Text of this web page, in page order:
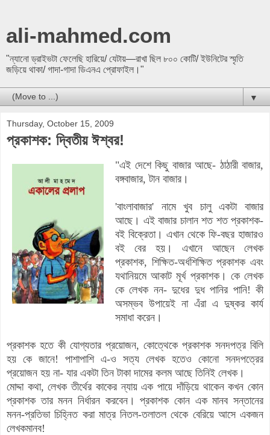
ali-mahmed.com
"ন্যানো ড্রাইভটা ফেলেছি হারিয়ে/ যেটায়—রাখা ছিল ৮০০ কোটি/ ইউনিটের স্মৃতি
জড়িয়ে থাকা/ গাদা-গাদা ডিএনএ প্রোফাইল।"
▼
Thursday, October 15, 2009
প্রকাশক: দ্বিতীয় ঈশ্বর!
"এই দেশে কিছু বাজার আছে- ঠাঠারী বাজার,
বঙ্গবাজার, টান বাজার।
'বাংলাবাজার' নামে খুব চালু একটা বাজার
আছে। এই বাজার চালান শত শত প্রকাশক-
বই বিক্রেতা। এখান থেকে ফি-বছর হাজারও
বই বের হয়। এখানে আছেন লেখক
প্রকাশক, শিক্ষিত-অর্ধশিক্ষিত প্রকাশক এবং
যথানিয়মে আকাট মূর্খ প্রকাশক। কে লেখক
কে লেখক নন- দুধের দুধ পানির পানি! কী
অসম্ভব উপায়েই না এঁরা এ দুষ্কর কার্য
সমাধা করেন।
প্রকাশক হতে কী যোগ্যতার প্রয়োজন, কোত্থেকে প্রকাশক সনদপত্র বিলি
হয় কে জানে! পাশাপাশি এ-ও সত্য লেখক হতেও কোনো সনদপত্রের
প্রয়োজন হয় না- যার একটা তিন টাকা দামের কলম আছে তিনিই লেখক।
মোদ্দা কথা, লেখক তীর্থের কাকের ন্যায় এক পায়ে দাঁড়িয়ে থাকেন কখন কোন
প্রকাশক তার মনন নির্ধারন করবেন। প্রকাশক কোন এক মানব সন্তানের
মনন-প্রতিভা চিহ্নিত করা মাত্র নিতল-তলাতল থেকে বেরিয়ে আসে একজন
লেখকমানব!